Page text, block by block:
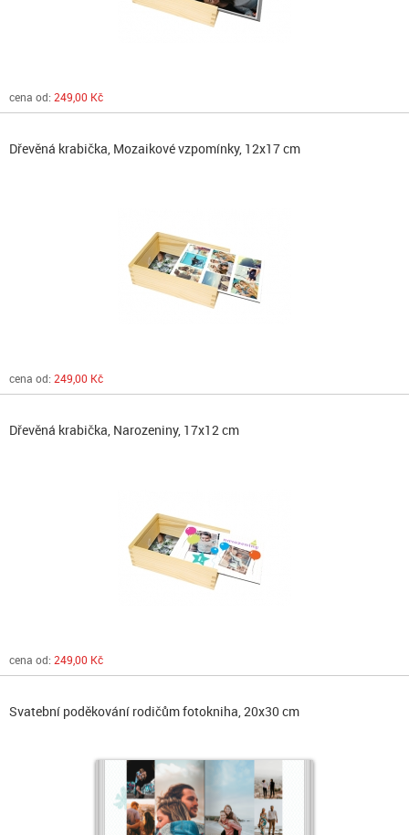
cena od: 249,00 Kč
Dřevěná krabička, Mozaikové vzpomínky, 12x17 cm
cena od: 249,00 Kč
Dřevěná krabička, Narozeniny, 17x12 cm
cena od: 249,00 Kč
Svatební poděkování rodičům fotokniha, 20x30 cm